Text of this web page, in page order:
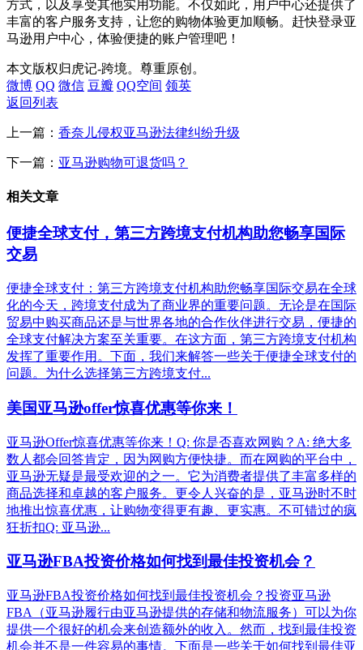
方式，以及享受其他实用功能。不仅如此，用户中心还提供了
丰富的客户服务支持，让您的购物体验更加顺畅。赶快登录亚
马逊用户中心，体验便捷的账户管理吧！
本文版权归虎记-跨境。尊重原创。
微博 QQ 微信 豆瓣 QQ空间 领英
返回列表
上一篇： 香奈儿侵权亚马逊法律纠纷升级
下一篇： 亚马逊购物可退货吗？
相关文章
便捷全球支付，第三方跨境支付机构助您畅享国际
交易
便捷全球支付：第三方跨境支付机构助您畅享国际交易在全球
化的今天，跨境支付成为了商业界的重要问题。无论是在国际
贸易中购买商品还是与世界各地的合作伙伴进行交易，便捷的
全球支付解决方案至关重要。在这方面，第三方跨境支付机构
发挥了重要作用。下面，我们来解答一些关于便捷全球支付的
问题。为什么选择第三方跨境支付...
美国亚马逊offer惊喜优惠等你来！
亚马逊Offer惊喜优惠等你来！Q: 你是否喜欢网购？A: 绝大多
数人都会回答肯定，因为网购方便快捷。而在网购的平台中，
亚马逊无疑是最受欢迎的之一。它为消费者提供了丰富多样的
商品选择和卓越的客户服务。更令人兴奋的是，亚马逊时不时
地推出惊喜优惠，让购物变得更有趣、更实惠。不可错过的疯
狂折扣Q: 亚马逊...
亚马逊FBA投资价格如何找到最佳投资机会？
亚马逊FBA投资价格如何找到最佳投资机会？投资亚马逊
FBA（亚马逊履行由亚马逊提供的存储和物流服务）可以为你
提供一个很好的机会来创造额外的收入。然而，找到最佳投资
机会并不是一件容易的事情。下面是一些关于如何找到最佳亚